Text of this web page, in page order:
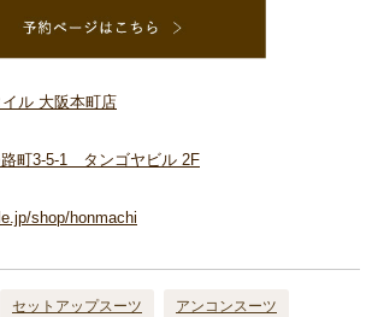
ル 大阪本町店
町3-5-1 タンゴヤビル 2F
shop/honmachi
セットアップスーツ アンコンスーツ